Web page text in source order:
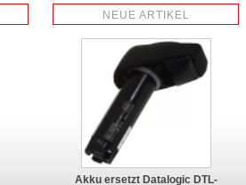
NEUE ARTIKEL
Akku ersetzt Datalogic DTL-